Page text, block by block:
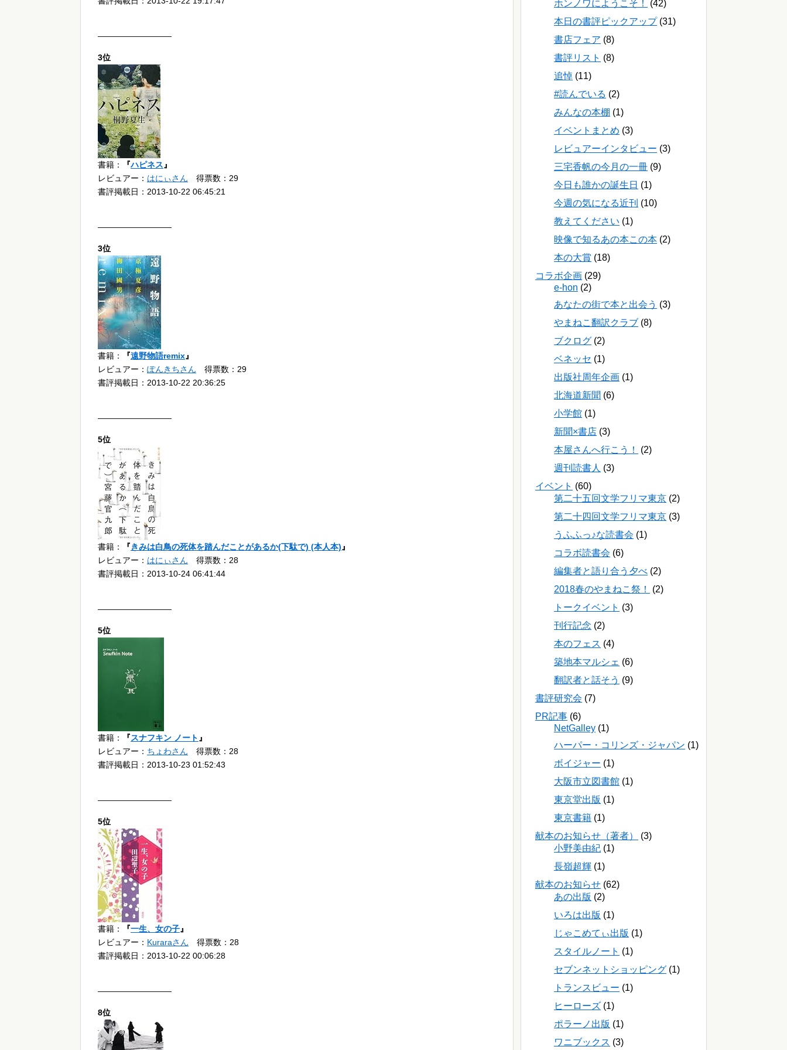
—————————
3位
書籍： 『ハピネス』
レビュアー： はにぃさん 得票数：29
書評掲載日：2013-10-22 06:45:21
—————————
3位
書籍： 『遠野物語remix』
レビュアー： ぽんきちさん 得票数：29
書評掲載日：2013-10-22 20:36:25
—————————
5位
書籍： 『きみは白鳥の死体を踏んだことがあるか(下駄で) (本人本)』
レビュアー： はにぃさん 得票数：28
書評掲載日：2013-10-24 06:41:44
—————————
5位
書籍： 『スナフキン ノート』
レビュアー： ちょわさん 得票数：28
書評掲載日：2013-10-23 01:52:43
—————————
5位
書籍： 『一生、女の子』
レビュアー： Kuraraさん 得票数：28
書評掲載日：2013-10-22 00:06:28
—————————
8位
ホンノワにようこそ！
(42)
本日の書評ピックアップ(31)
書店フェア (8)
書評リスト (8)
追悼 (11)
#読んでいる (2)
みんなの本棚 (1)
イベントまとめ (3)
レビュアーインタビュー (3)
三宅香帆の今月の一冊 (9)
今日も誰かの誕生日 (1)
今週の気になる近刊 (10)
教えてください (1)
映像で知るあの本この本 (2)
本の大賞 (18)
コラボ企画 (29)
e-hon (2)
あなたの街で本と出会う (3)
やまねこ翻訳クラブ (8)
ブクログ (2)
ベネッセ (1)
出版社周年企画 (1)
北海道新聞 (6)
小学館 (1)
新聞×書店 (3)
本屋さんへ行こう！
(2)
週刊読書人 (3)
イベント (60)
第二十五回文学フリマ東京 (2)
第二十四回文学フリマ東京 (3)
うふふっ♪な読書会 (1)
コラボ読書会 (6)
編集者と語り合う夕べ (2)
2018春のやまねこ祭！
(2)
トークイベント (3)
刊行記念 (2)
本のフェス (4)
築地本マルシェ (6)
翻訳者と話そう (9)
書評研究会 (7)
PR記事 (6)
NetGalley (1)
ハーパー・コリンズ・ジャパン (1)
ボイジャー (1)
大阪市立図書館 (1)
東京堂出版 (1)
東京書籍 (1)
献本のお知らせ（著者）
(3)
小野美由紀 (1)
長嶺超輝 (1)
献本のお知らせ (62)
あの出版 (2)
いろは出版 (1)
じゃこめてぃ出版 (1)
スタイルノート (1)
セブンネットショッピング (1)
トランスビュー (1)
ヒーローズ (1)
ポラーノ出版 (1)
ワニブックス (3)